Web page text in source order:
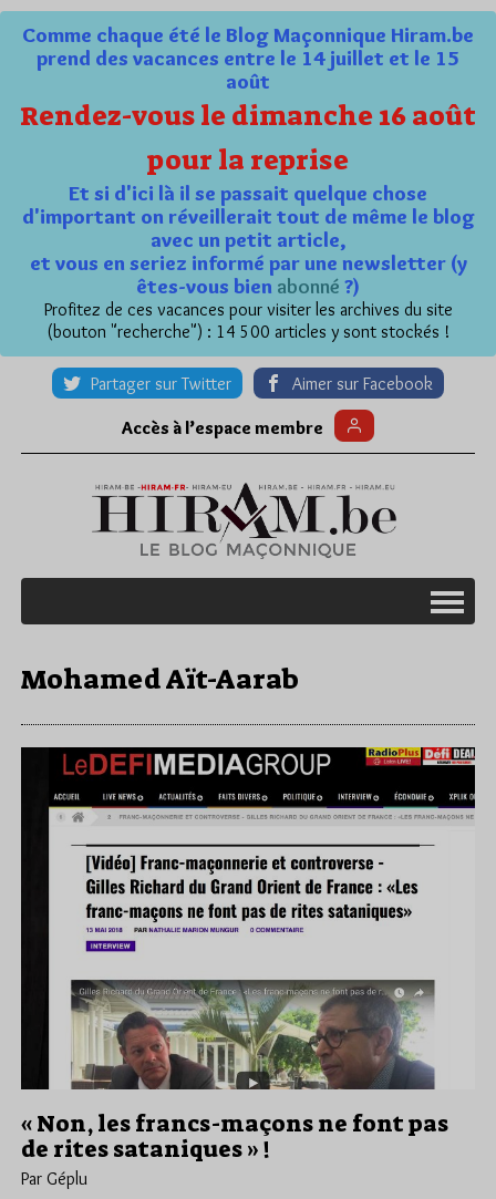
Comme chaque été le Blog Maçonnique Hiram.be
prend des vacances entre le 14 juillet et le 15
août
Rendez-vous le dimanche 16 août
pour la reprise
Et si d'ici là il se passait quelque chose
d'important on réveillerait tout de même le blog
avec un petit article,
et vous en seriez informé par une newsletter (y
êtes-vous bien abonné ?)
Profitez de ces vacances pour visiter les archives du site
(bouton "recherche") : 14 500 articles y sont stockés !
Partager sur Twitter Aimer sur Facebook
Accès à l’espace membre
Mohamed Aït-Aarab
« Non, les francs-maçons ne font pas
de rites sataniques » !
Par Géplu